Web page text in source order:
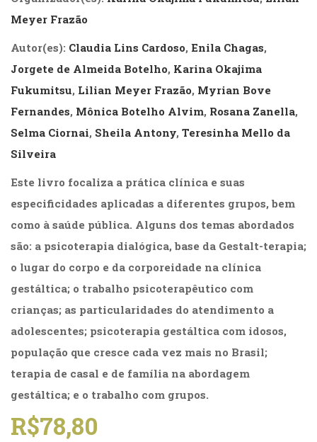
Educação
(278)
Educação
Especial
(39)
(47)
Fonoaudiologia
(54)
terapia
Jornalismo
(57)
LGBTQIA+
Literatura
Erótica
(11)
Ficção,
Ensaios
(69)
Obras
de
(48)
Meyer Frazão
Autor(es): Claudia Lins Cardoso, Enila Chagas,
Jorgete de Almeida Botelho, Karina Okajima
Fukumitsu, Lilian Meyer Frazão, Myrian Bove
Fernandes, Mônica Botelho Alvim, Rosana Zanella,
Selma Ciornai, Sheila Antony, Teresinha Mello da
Silveira
Este livro focaliza a prática clínica e suas
especificidades aplicadas a diferentes grupos, bem
como à saúde pública. Alguns dos temas abordados
são: a psicoterapia dialógica, base da Gestalt-terapia;
o lugar do corpo e da corporeidade na clínica
gestáltica; o trabalho psicoterapêutico com
crianças; as particularidades do atendimento a
adolescentes; psicoterapia gestáltica com idosos,
população que cresce cada vez mais no Brasil;
terapia de casal e de família na abordagem
gestáltica; e o trabalho com grupos.
R$78,80